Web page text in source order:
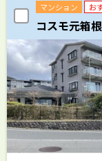
マンション お
コスモ元箱